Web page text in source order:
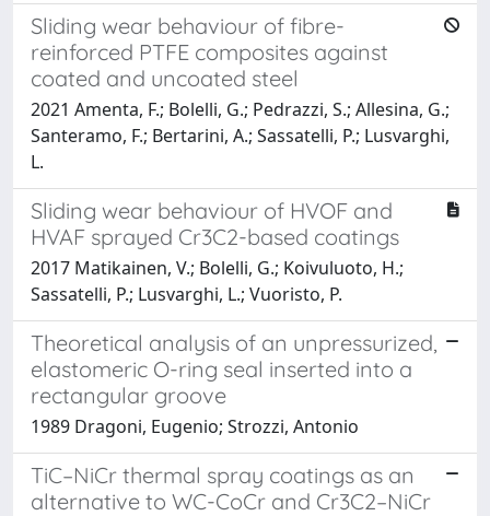
Sliding wear behaviour of fibre-
reinforced PTFE composites against
coated and uncoated steel
2021 Amenta, F.; Bolelli, G.; Pedrazzi, S.; Allesina, G.;
Santeramo, F.; Bertarini, A.; Sassatelli, P.; Lusvarghi,
L.
Sliding wear behaviour of HVOF and
HVAF sprayed Cr3C2-based coatings
2017 Matikainen, V.; Bolelli, G.; Koivuluoto, H.;
Sassatelli, P.; Lusvarghi, L.; Vuoristo, P.
Theoretical analysis of an unpressurized,
elastomeric O-ring seal inserted into a
rectangular groove
1989 Dragoni, Eugenio; Strozzi, Antonio
TiC–NiCr thermal spray coatings as an
alternative to WC-CoCr and Cr3C2–NiCr